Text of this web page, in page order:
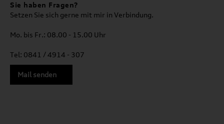
Sie haben Fragen?
Setzen Sie sich gerne mit mir in Verbindung.
Mo. bis Fr.: 08.00 - 15.00 Uhr
Tel: 0841 / 4914 - 307
Mail senden